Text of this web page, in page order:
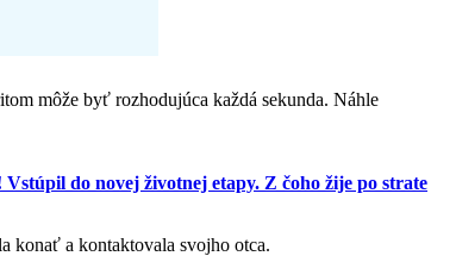
môže byť rozhodujúca každá sekunda. Náhle
do novej životnej etapy. Z čoho žije po strate
konať a kontaktovala svojho otca.